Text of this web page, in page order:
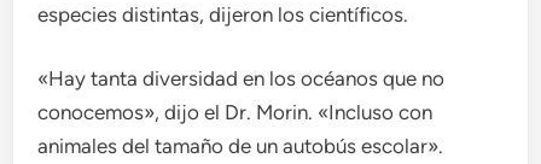
especies distintas, dijeron los científicos.
«Hay tanta diversidad en los océanos que no
conocemos», dijo el Dr. Morin. «Incluso con
animales del tamaño de un autobús escolar».